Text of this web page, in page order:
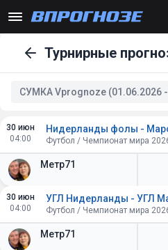
Турнирные
СУМКА Vprognoze (01.06.2026
30 июн
04:00
Метр71
Нидерланды фолы -
Футбол / Чемпионат мира
30 июн
04:00
Метр71
УГЛ Нидерланды - УГЛ
Футбол / Чемпионат мира